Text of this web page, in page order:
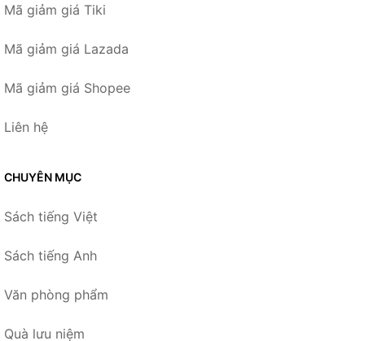
Mã giảm giá Tiki
Mã giảm giá Lazada
Mã giảm giá Shopee
Liên hệ
CHUYÊN MỤC
Sách tiếng Việt
Sách tiếng Anh
Văn phòng phẩm
Quà lưu niệm